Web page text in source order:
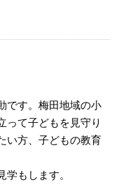
です。梅田地域の小
って子どもを見守り
い方、子どもの教育
もします。